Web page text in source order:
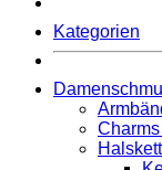
Kategorien